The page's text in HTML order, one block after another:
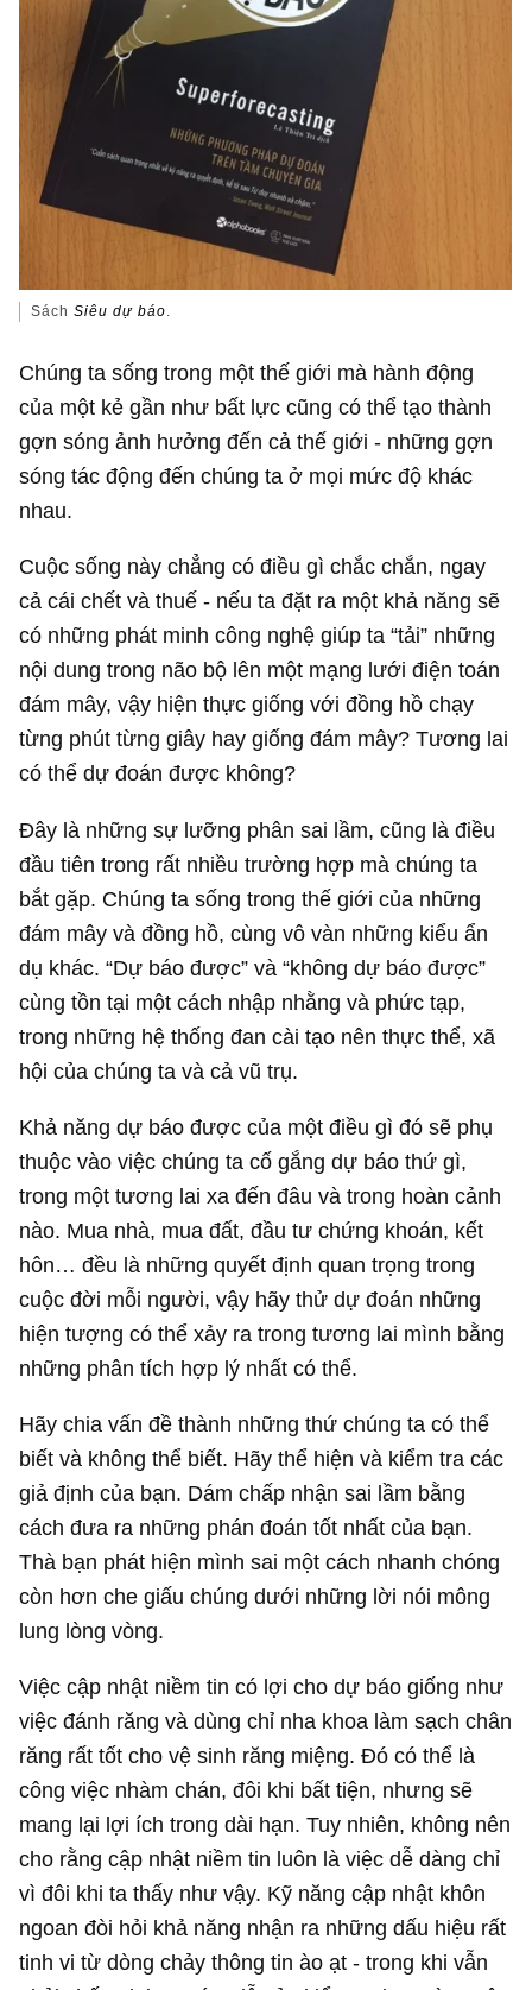
SáchSiêu dự báo
Chúng ta sống trong một thế giới mà hành động
của một kẻ gần như bất lực cũng có thể tạo thành
gợn sóng ảnh hưởng đến cả thế giới - những gợn
sóng tác động đến chúng ta ở mọi mức độ khác
nhau.
Cuộc sống này chẳng có điều gì chắc chắn, ngay
cả cái chết và thuế - nếu ta đặt ra một khả năng sẽ
có những phát minh công nghệ giúp ta “tải” những
nội dung trong não bộ lên một mạng lưới điện toán
đám mây, vậy hiện thực giống với đồng hồ chạy
từng phút từng giây hay giống đám mây? Tương lai
có thể dự đoán được không?
Đây là những sự lưỡng phân sai lầm, cũng là điều
đầu tiên trong rất nhiều trường hợp mà chúng ta
bắt gặp. Chúng ta sống trong thế giới của những
đám mây và đồng hồ, cùng vô vàn những kiểu ẩn
dụ khác. “Dự báo được” và “không dự báo được”
cùng tồn tại một cách nhập nhằng và phức tạp,
trong những hệ thống đan cài tạo nên thực thể, xã
hội của chúng ta và cả vũ trụ.
Khả năng dự báo được của một điều gì đó sẽ phụ
thuộc vào việc chúng ta cố gắng dự báo thứ gì,
trong một tương lai xa đến đâu và trong hoàn cảnh
nào. Mua nhà, mua đất, đầu tư chứng khoán, kết
hôn… đều là những quyết định quan trọng trong
cuộc đời mỗi người, vậy hãy thử dự đoán những
hiện tượng có thể xảy ra trong tương lai mình bằng
những phân tích hợp lý nhất có thể.
Hãy chia vấn đề thành những thứ chúng ta có thể
biết và không thể biết. Hãy thể hiện và kiểm tra các
giả định của bạn. Dám chấp nhận sai lầm bằng
cách đưa ra những phán đoán tốt nhất của bạn.
Thà bạn phát hiện mình sai một cách nhanh chóng
còn hơn che giấu chúng dưới những lời nói mông
lung lòng vòng.
Việc cập nhật niềm tin có lợi cho dự báo giống như
việc đánh răng và dùng chỉ nha khoa làm sạch chân
răng rất tốt cho vệ sinh răng miệng. Đó có thể là
công việc nhàm chán, đôi khi bất tiện, nhưng sẽ
mang lại lợi ích trong dài hạn. Tuy nhiên, không nên
cho rằng cập nhật niềm tin luôn là việc dễ dàng chỉ
vì đôi khi ta thấy như vậy. Kỹ năng cập nhật khôn
ngoan đòi hỏi khả năng nhận ra những dấu hiệu rất
tinh vi từ dòng chảy thông tin ào ạt - trong khi vẫn